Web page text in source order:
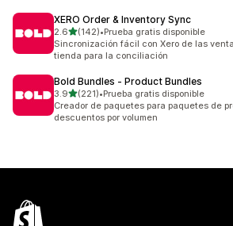
XERO Order & Inventory Sync
2.6de 5 estrellas
(142)
142 reseñas en total
•Prueba gratis disponible
Sincronización fácil con Xero de las
tienda para la conciliación
Bold Bundles ‑ Product Bundles
3.9de 5 estrellas
(221)
221 reseñas en total
•Prueba gratis disponible
Creador de paquetes para paquetes de
descuentos por volumen